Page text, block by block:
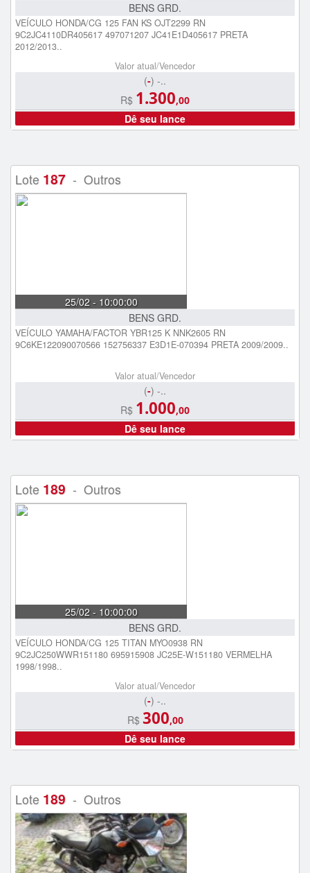
BENS GRD.
VEÍCULO HONDA/CG 125 FAN KS OJT2299 RN
9C2JC4110DR405617 497071207 JC41E1D405617 PRETA
2012/2013..
Valor atual/Vencedor
(-) -..
R$ 1.300,00
Dê seu lance
Lote 187 - Outros
25/02 - 10:00:00
BENS GRD.
VEÍCULO YAMAHA/FACTOR YBR125 K NNK2605 RN
9C6KE122090070566 152756337 E3D1E-070394 PRETA 2009/2009..
Valor atual/Vencedor
(-) -..
R$ 1.000,00
Dê seu lance
Lote 189 - Outros
25/02 - 10:00:00
BENS GRD.
VEÍCULO HONDA/CG 125 TITAN MYO0938 RN
9C2JC250WWR151180 695915908 JC25E-W151180 VERMELHA
1998/1998..
Valor atual/Vencedor
(-) -..
R$ 300,00
Dê seu lance
Lote 189 - Outros